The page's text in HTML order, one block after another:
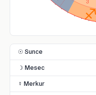
3
☉ Sunce
☽ Mesec
☿ Merkur